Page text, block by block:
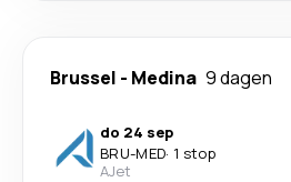
Brussel - Medina 9 dagen
do 24 sep
BRU-MED· 1 stop
AJet